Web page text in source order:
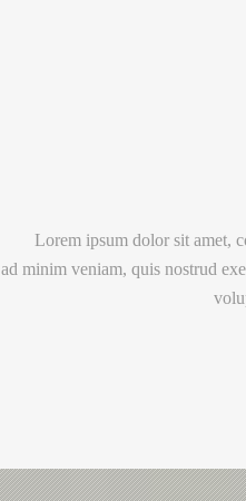
Lorem ipsum dolor sit amet,
ad minim veniam, quis nostrud